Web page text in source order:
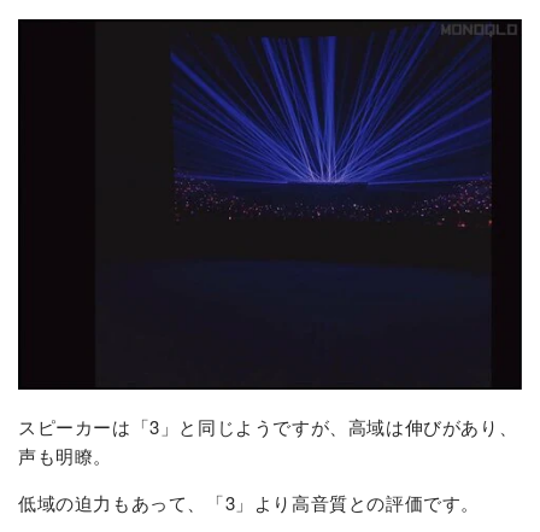
スピーカーは「3」と同じようですが、高域は伸びがあり、
声も明瞭。
低域の迫力もあって、「3」より高音質との評価です。